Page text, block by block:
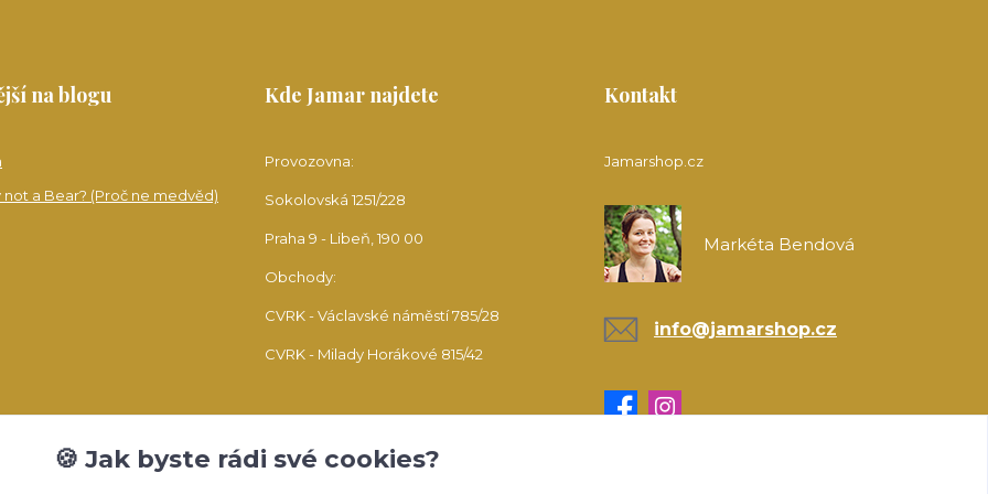
na blogu
not a Bear? (Proč ne medvěd)
Kde Jamar najdete
Provozovna:
Sokolovská 1251/228
Praha 9 - Libeň, 190 00
Obchody:
CVRK - Václavské náměstí 785/28
CVRK - Milady Horákové 815/42
Kontakt
Jamarshop.cz
Markéta Bendová
info@jamarshop.cz
🍪 Jak byste rádi své cookies?